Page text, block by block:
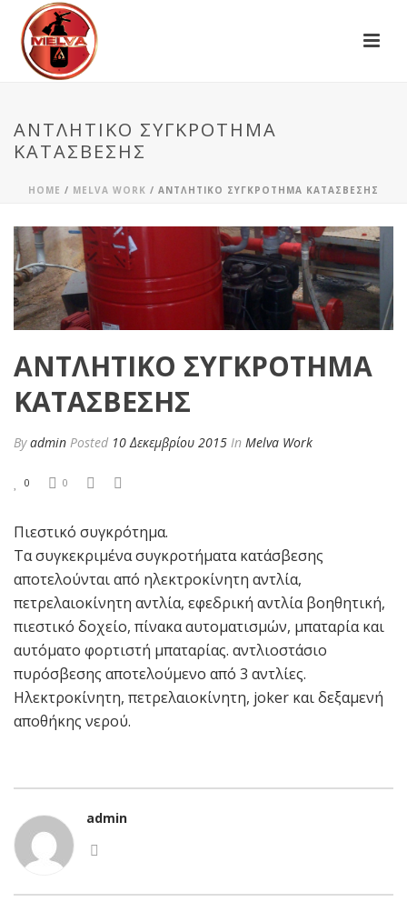
ΑΝΤΛΗΤΙΚΟ ΣΥΓΚΡΟΤΗΜΑ
ΚΑΤΑΣΒΕΣΗΣ
HOME / MELVA WORK / ΑΝΤΛΗΤΙΚΟ ΣΥΓΚΡΟΤΗΜΑ ΚΑΤΑΣΒΕΣΗΣ
ΑΝΤΛΗΤΙΚΟ ΣΥΓΚΡΟΤΗΜΑ
ΚΑΤΑΣΒΕΣΗΣ
Byadmin Posted 10 Δεκεμβρίου 2015 In Melva Work
0 0
Πιεστικό συγκρότημα.
Τα συγκεκριμένα συγκροτήματα κατάσβεσης
αποτελούνται από ηλεκτροκίνητη αντλία,
πετρελαιοκίνητη αντλία, εφεδρική αντλία βοηθητική,
πιεστικό δοχείο, πίνακα αυτοματισμών, μπαταρία και
αυτόματο φορτιστή μπαταρίας. αντλιοστάσιο
πυρόσβεσης αποτελούμενο από 3 αντλίες.
Ηλεκτροκίνητη, πετρελαιοκίνητη, joker και δεξαμενή
αποθήκης νερού.
admin